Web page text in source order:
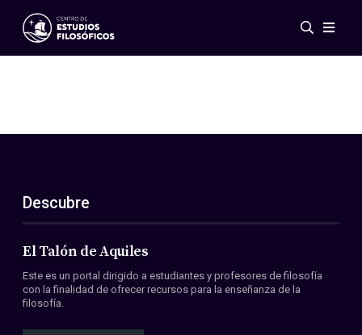
Eventos
ES
EN
Acerca de nosotros
Miembros
Convenios
Descubre
El Talón de Aquiles
Este es un portal dirigido a estudiantes y profesores de filosofía
con la finalidad de ofrecer recursos para la enseñanza de la
filosofía.